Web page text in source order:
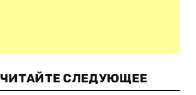
ЧИТАЙТЕ СЛЕДУЮЩЕЕ